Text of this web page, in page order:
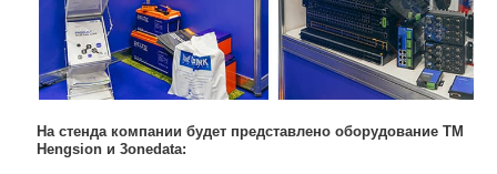
На стенда компании будет представлено оборудование ТМ
Hengsion и 3onedata: